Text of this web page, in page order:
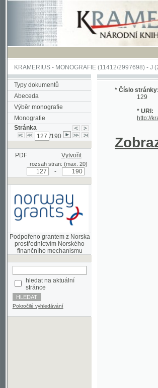
KRAMERIUS-MONOGRAFIE(11412/2997698) -J (297/
Typy dokumentů
Abeceda
Výběr monografie
Monografie
Stránka
/190
PDF Vytvořit
rozsah stran: (max. 20)
Podpořeno grantem z Norska
prostřednictvím Norského
hledat na aktuální
stránce
Pokročilé vyhledávání
* Číslo stránky:
129
* URI:
http://